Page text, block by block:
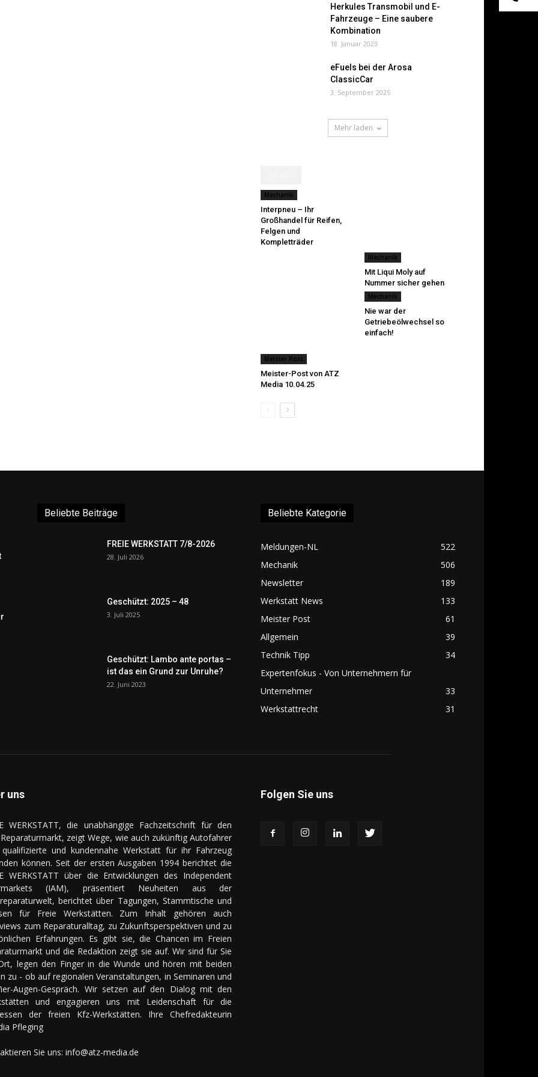
Herkules Transmobil und E-
Fahrzeuge – Eine saubere
Kombination
18. Januar 2023
eFuels bei der Arosa
ClassicCar
3. September 2025
Mehr laden
Mechanik
Interpneu – Ihr
Großhandel für Reifen,
Felgen und
Kompletträder
Mechanik
Mit Liqui Moly auf
Nummer sicher gehen
Meister Post
Meister-Post von ATZ
Media 10.04.25
Mechanik
Nie war der
Getriebeölwechsel so
einfach!
Beliebte Beiträge
FREIE WERKSTATT 7/8-2026
28. Juli 2026
Geschützt: 2025 – 48
3. Juli 2025
Geschützt: Lambo ante portas –
ist das ein Grund zur Unruhe?
22. Juni 2023
Beliebte Kategorie
Meldungen-NL
522
Mechanik
506
Newsletter
189
Werkstatt News
133
Meister Post
61
Allgemein
39
Technik Tipp
34
Expertenfokus - Von Unternehmern für
Unternehmer
33
Werkstattrecht
31
uns
WERKSTATT, die unabhängige Fachzeitschrift für den
zeigt Wege, wie auch zukünftig Autofahrer
und kundennahe Werkstatt für ihr Fahrzeug
können. Seit der ersten Ausgaben 1994 berichtet die
WERKSTATT über die Entwicklungen des Independent
(IAM), präsentiert Neuheiten aus der
berichtet über Tagungen, Stammtische und
für Freie Werkstätten. Zum Inhalt gehören auch
zum Reparaturalltag, zu Zukunftsperspektiven und zu
Erfahrungen. Es gibt sie, die Chancen im Freien
und die Redaktion zeigt sie auf. Wir sind für Sie
legen den Finger in die Wunde und hören mit beiden
zu - ob auf regionalen Veranstaltungen, in Seminaren und
Augen-Gespräch. Wir setzen auf den Dialog mit den
und engagieren uns mit Leidenschaft für die
der freien Kfz-Werkstätten. Ihre Chefredakteurin
Pfleging
Sie uns: info@atz-media.de
Folgen Sie uns